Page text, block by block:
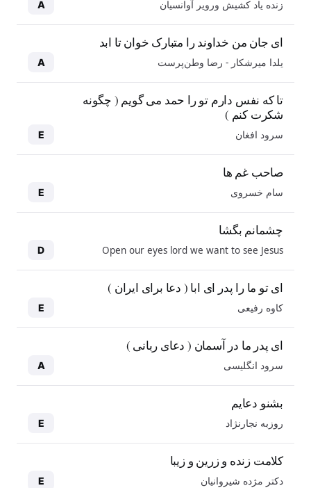
زنده یاد کشیش ورویر آوانسیان A
ای جان من خداوند را متبارک خوان تا ابد
یلدا میرشکار - رضا وطن‌پرست A
تا که نفس دارم تو را حمد می گویم ( چگونه
شکرت کنم )
سرود افغان E
صاحب غم ها
سام خسروی E
چشمانم بگشا
Open our eyes lord we want to see Jesus
D
ای تو ما را پدر ای ابا ( دعا برای ایران )
کاوه رفیعی E
ای پدر ما در آسمان ( دعای ربانی )
سرود انگلیسی A
بشنو دعایم
روزبه نجارنژاد E
کلامت زنده و زرین و زیبا
دکتر مژده شیروانیان E